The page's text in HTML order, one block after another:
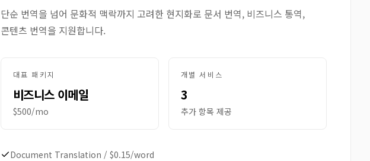
단순 번역을 넘어 문화적 맥락까지 고려한 현지화로 문서 번역, 비즈니스 통역,
콘텐츠 번역을 지원합니다.
대표 패키지
비즈니스 이메일
$500/mo
개별 서비스
3
추가 항목 제공
Document Translation / $0.15/word